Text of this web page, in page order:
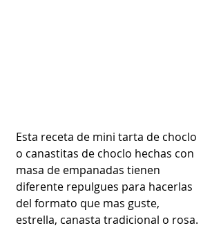
Esta receta de mini tarta de choclo
o canastitas de choclo hechas con
masa de empanadas tienen
diferente repulgues para hacerlas
del formato que mas guste,
estrella, canasta tradicional o rosa.